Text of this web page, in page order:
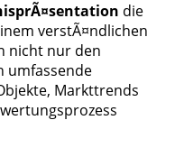
die
verstÃ¤ndlichen
nicht nur den
umfassende
Markttrends